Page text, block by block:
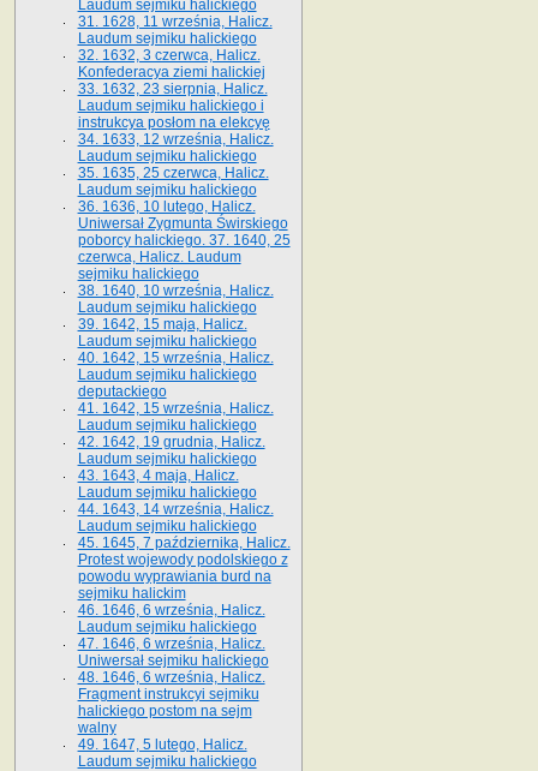
Laudum sejmiku halickiego
31. 1628, 11 września, Halicz.
Laudum sejmiku halickiego
32. 1632, 3 czerwca, Halicz.
Konfederacya ziemi halickiej
33. 1632, 23 sierpnia, Halicz.
Laudum sejmiku halickiego i
instrukcya posłom na elekcyę
34. 1633, 12 września, Halicz.
Laudum sejmiku halickiego
35. 1635, 25 czerwca, Halicz.
Laudum sejmiku halickiego
36. 1636, 10 lutego, Halicz.
Uniwersał Zygmunta Świrskiego
poborcy halickiego. 37. 1640, 25
czerwca, Halicz. Laudum
sejmiku halickiego
38. 1640, 10 września, Halicz.
Laudum sejmiku halickiego
39. 1642, 15 maja, Halicz.
Laudum sejmiku halickiego
40. 1642, 15 września, Halicz.
Laudum sejmiku halickiego
deputackiego
41. 1642, 15 września, Halicz.
Laudum sejmiku halickiego
42. 1642, 19 grudnia, Halicz.
Laudum sejmiku halickiego
43. 1643, 4 maja, Halicz.
Laudum sejmiku halickiego
44. 1643, 14 września, Halicz.
Laudum sejmiku halickiego
45. 1645, 7 października, Halicz.
Protest wojewody podolskiego z
powodu wyprawiania burd na
sejmiku halickim
46. 1646, 6 września, Halicz.
Laudum sejmiku halickiego
47. 1646, 6 września, Halicz.
Uniwersał sejmiku halickiego
48. 1646, 6 września, Halicz.
Fragment instrukcyi sejmiku
halickiego postom na sejm
walny
49. 1647, 5 lutego, Halicz.
Laudum sejmiku halickiego